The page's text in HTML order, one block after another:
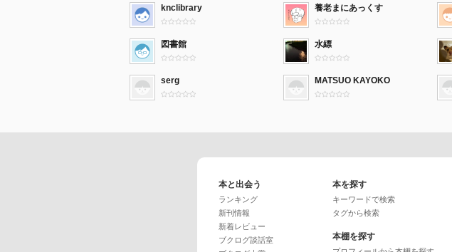
knclibrary 養老まにあっくす
図書館 水縹
serg MATSUO KAYOKO
本と出会う
ランキング
新刊情報
新着レビュー
ブクログ談話室
本を探す
キーワードで検索
タグから検索
本棚を探す